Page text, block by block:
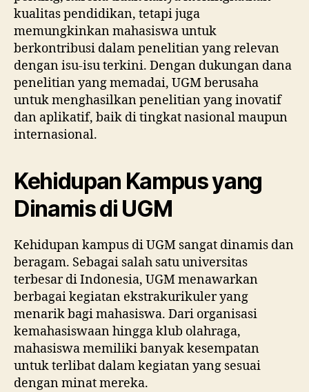
kualitas pendidikan, tetapi juga
memungkinkan mahasiswa untuk
berkontribusi dalam penelitian yang relevan
dengan isu-isu terkini. Dengan dukungan dana
penelitian yang memadai, UGM berusaha
untuk menghasilkan penelitian yang inovatif
dan aplikatif, baik di tingkat nasional maupun
internasional.
Kehidupan Kampus yang
Dinamis di UGM
Kehidupan kampus di UGM sangat dinamis dan
beragam. Sebagai salah satu universitas
terbesar di Indonesia, UGM menawarkan
berbagai kegiatan ekstrakurikuler yang
menarik bagi mahasiswa. Dari organisasi
kemahasiswaan hingga klub olahraga,
mahasiswa memiliki banyak kesempatan
untuk terlibat dalam kegiatan yang sesuai
dengan minat mereka.